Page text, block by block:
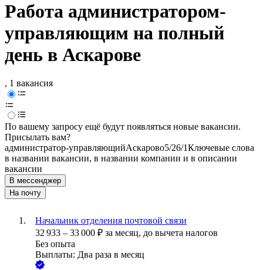
Работа администратором-
управляющим на полный
день в Аскарове
, 1 вакансия
По вашему запросу ещё будут появляться новые вакансии.
Присылать вам?
администратор-управляющийАскарово5/26/1Ключевые слова
в названии вакансии, в названии компании и в описании
вакансии
В мессенджер
На почту
Начальник отделения почтовой связи
32 933 – 33 000 ₽ за месяц, до вычета налогов
Без опыта
Выплаты: Два раза в месяц